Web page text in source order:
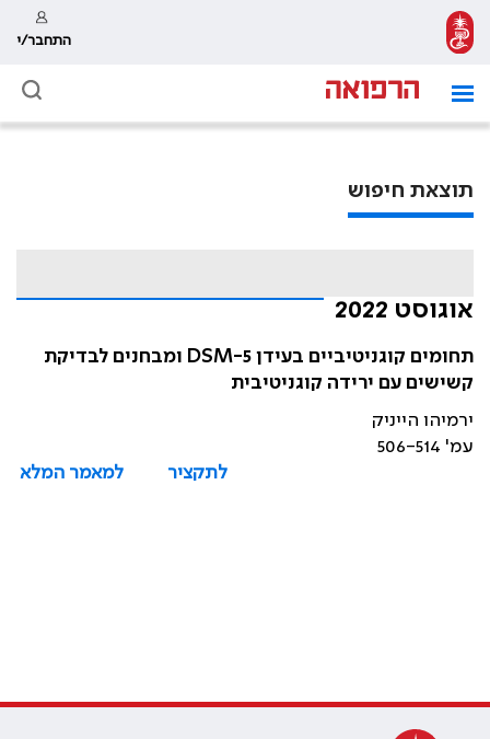
התחבר/י
תוצאת חיפוש
אוגוסט 2022
תחומים קוגניטיביים בעידן DSM-5 ומבחנים לבדיקת
קשישים עם ירידה קוגניטיבית
ירמיהו הייניק
עמ' 506-514
לתקציר
למאמר המלא